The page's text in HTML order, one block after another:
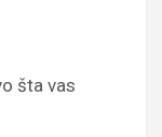
šta vas